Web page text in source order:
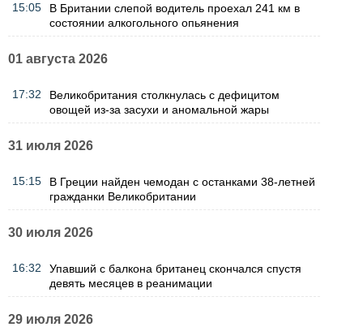
15:05
В Британии слепой водитель проехал 241 км в
состоянии алкогольного опьянения
01 августа 2026
17:32
Великобритания столкнулась с дефицитом
овощей из-за засухи и аномальной жары
31 июля 2026
15:15
В Греции найден чемодан с останками 38-летней
гражданки Великобритании
30 июля 2026
16:32
Упавший с балкона британец скончался спустя
девять месяцев в реанимации
29 июля 2026